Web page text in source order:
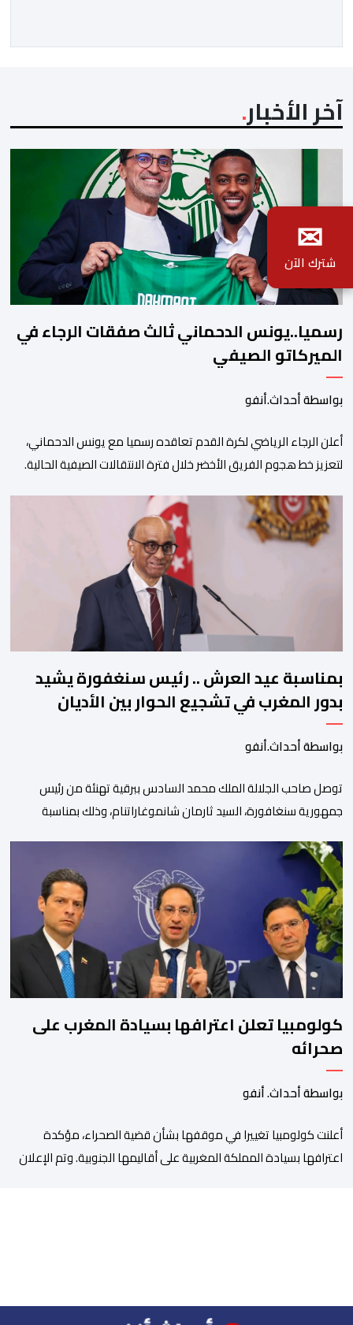
اقتصادية غير مسبوقة نتيجة الارتفاع المستمر في كلفة
آخر الأخبار
رسميا..يونس الدحماني ثالث صفقات الرجاء في
الميركاتو الصيفي
بواسطة أحداث.أنفو
أعلن الرجاء الرياضي لكرة القدم تعاقده رسميا مع يونس الدحماني،
لتعزيز خط هجوم الفريق الأخضر خلال فترة الانتقالات الصيفية الحالية. ​
حيث يعول عليه الطاقم التقني للرجاء لتقديم الإضافة المرجوة في
المسابقات المحلية والقارية المقبلة. ​وجاء هذا التعاقد بعد أداء لافت
قدمه اللاعب برفقة اتحاد […]
بمناسبة عيد العرش .. رئيس سنغفورة يشيد
بدور المغرب في تشجيع الحوار بين الأديان
بواسطة أحداث.أنفو
توصل صاحب الجلالة الملك محمد السادس ببرقية تهنئة من رئيس
جمهورية سنغافورة، السيد ثارمان شانموغاراتنام، وذلك بمناسبة
وأعرب السيد شانموغاراتنام، في هذه البرقية، باسم الشعب
السنغافوري، عن أحر تهانئه وأطيب متمنياته بموفور الصحة ومزيد من
التوفيق لجلالة الملك، وللشعب المغربي بمزيد من السلام والازدهار.
وأشاد الرئيس […]
كولومبيا تعلن اعترافها بسيادة المغرب على
صحرائه
بواسطة أحداث. أنفو
أعلنت كولومبيا تغييرا في موقفها بشأن قضية الصحراء، مؤكدة
اعترافها بسيادة المملكة المغربية على أقاليمها الجنوبية. وتم الإعلان
✉
شترك الآن